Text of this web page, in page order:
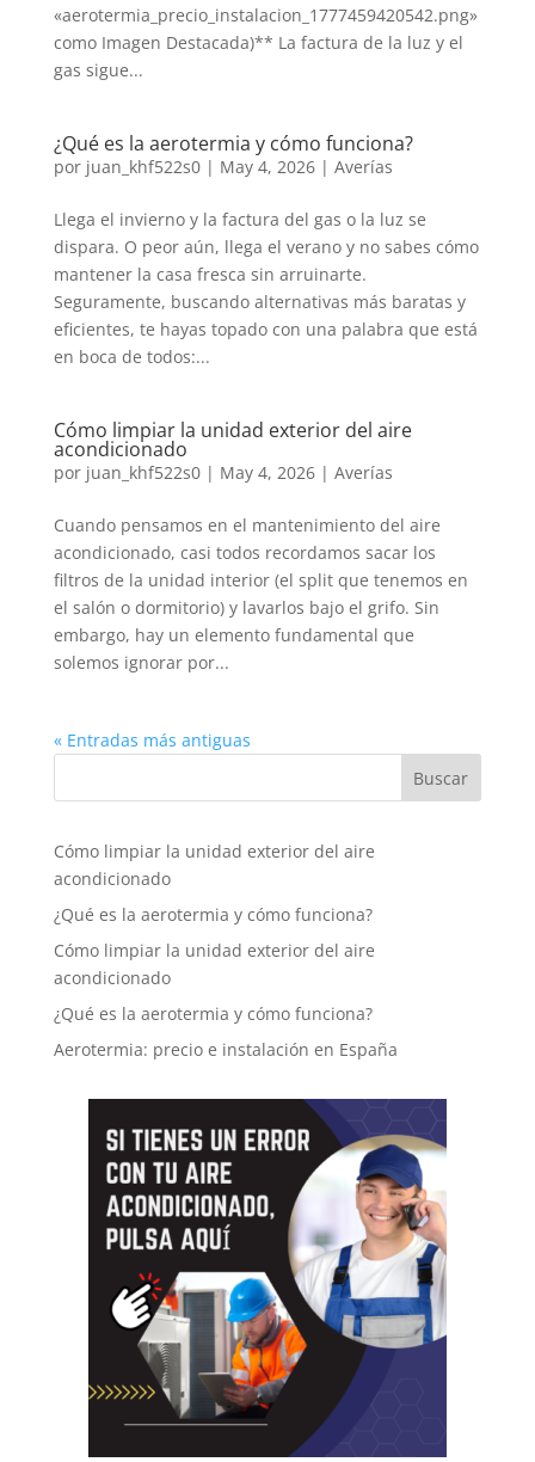
«aerotermia_precio_instalacion_1777459420542.png»
como Imagen Destacada)** La factura de la luz y el
gas sigue...
¿Qué es la aerotermia y cómo funciona?
por juan_khf522s0| May 4, 2026| Averías
Llega el invierno y la factura del gas o la luz se
dispara. O peor aún, llega el verano y no sabes cómo
mantener la casa fresca sin arruinarte.
Seguramente, buscando alternativas más baratas y
eficientes, te hayas topado con una palabra que está
en boca de todos:...
Cómo limpiar la unidad exterior del aire
acondicionado
por juan_khf522s0| May 4, 2026| Averías
Cuando pensamos en el mantenimiento del aire
acondicionado, casi todos recordamos sacar los
filtros de la unidad interior (el split que tenemos en
el salón o dormitorio) y lavarlos bajo el grifo. Sin
embargo, hay un elemento fundamental que
solemos ignorar por...
« Entradas más antiguas
Cómo limpiar la unidad exterior del aire
acondicionado
¿Qué es la aerotermia y cómo funciona?
Cómo limpiar la unidad exterior del aire
acondicionado
¿Qué es la aerotermia y cómo funciona?
Aerotermia: precio e instalación en España